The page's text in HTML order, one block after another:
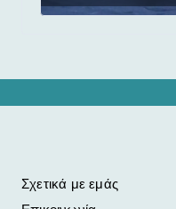
Σχετικά με εμάς